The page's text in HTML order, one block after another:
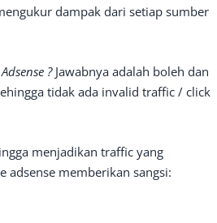
dampak dari setiap sumber
?Jawabnya adalah boleh dan
tidak ada invalid traffic / click
menjadikan traffic yang
adsense memberikan sangsi: